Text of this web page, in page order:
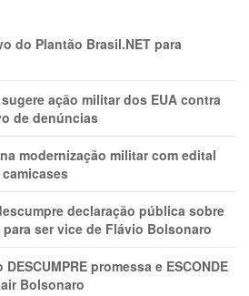
do Plantão Brasil.NET para
ação militar dos EUA contra
de denúncias
modernização militar com edital
declaração pública sobre
ser vice de Flávio Bolsonaro
promessa e ESCONDE
Bolsonaro